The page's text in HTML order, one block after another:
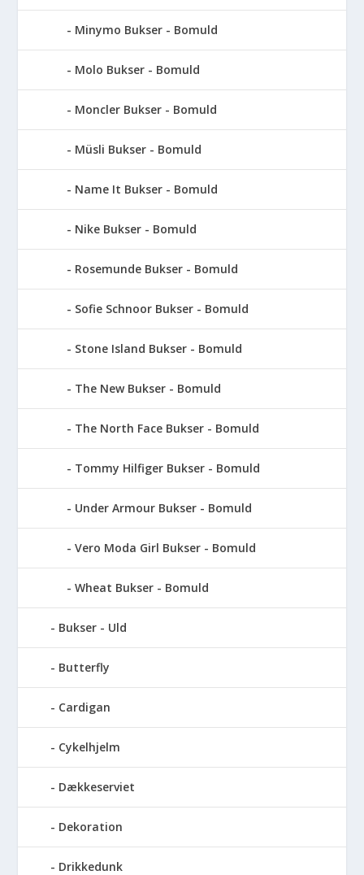
Minymo Bukser - Bomuld
Molo Bukser - Bomuld
Moncler Bukser - Bomuld
Müsli Bukser - Bomuld
Name It Bukser - Bomuld
Nike Bukser - Bomuld
Rosemunde Bukser - Bomuld
Sofie Schnoor Bukser - Bomuld
Stone Island Bukser - Bomuld
The New Bukser - Bomuld
The North Face Bukser - Bomuld
Tommy Hilfiger Bukser - Bomuld
Under Armour Bukser - Bomuld
Vero Moda Girl Bukser - Bomuld
Wheat Bukser - Bomuld
Bukser - Uld
Butterfly
Cardigan
Cykelhjelm
Dækkeserviet
Dekoration
Drikkedunk